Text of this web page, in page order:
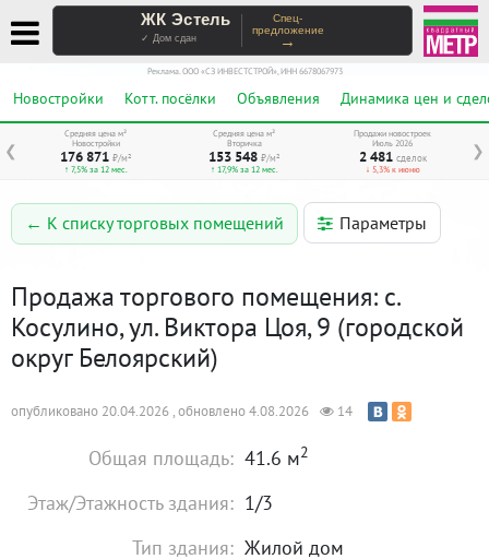
ЖК Эстель
✓ Дом сдан
Спец-
предложение
→
Реклама. ООО «СЗ ИНВЕСТСТРОЙ», ИНН 6678067973
Новостройки Котт. посёлки Объявления Динамика цен и
❮ ❯
Средняя цена м²
Новостройки
176 871 ₽/м²
↑ 7,5% за 12 мес.
Средняя цена м²
Вторичка
153 548 ₽/м²
↑ 17,9% за 12 мес.
Продажи новостроек
Июль 2026
2 481 сделок
↓ 5,3% к июню
← К списку торговых помещений Параметры
Продажа торгового помещения: с.
Косулино, ул. Виктора Цоя, 9 (городской
округ Белоярский)
опубликовано 20.04.2026 , обновлено 4.08.2026 14
Общая площадь: 41.6 м2
Этаж/Этажность здания: 1/3
Тип здания: Жилой дом